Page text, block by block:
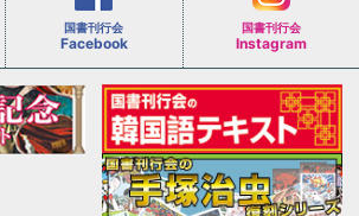
国書刊行会
Facebook
国書刊行会
Instagram